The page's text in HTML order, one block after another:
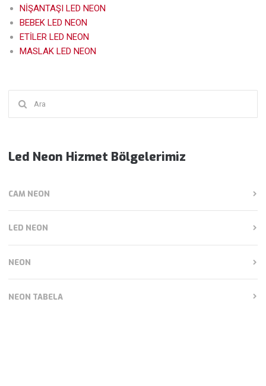
NİŞANTAŞI LED NEON
BEBEK LED NEON
ETİLER LED NEON
MASLAK LED NEON
ara:
Led Neon Hizmet Bölgelerimiz
CAM NEON
LED NEON
NEON
NEON TABELA